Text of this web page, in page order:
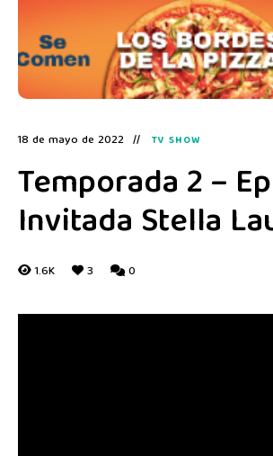
18 de mayo de 2022 TV SHOW
Temporada 2 –
Invitada Stella
1.6K 3 0